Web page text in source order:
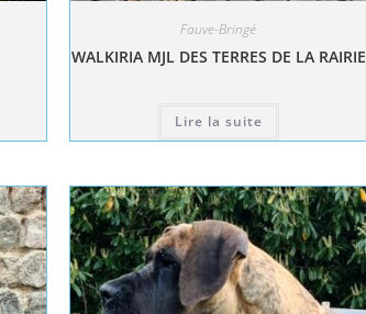
Fauve-Bringé
WALKIRIA MJL DES TERRES DE LA RAIRIE
Lire la suite